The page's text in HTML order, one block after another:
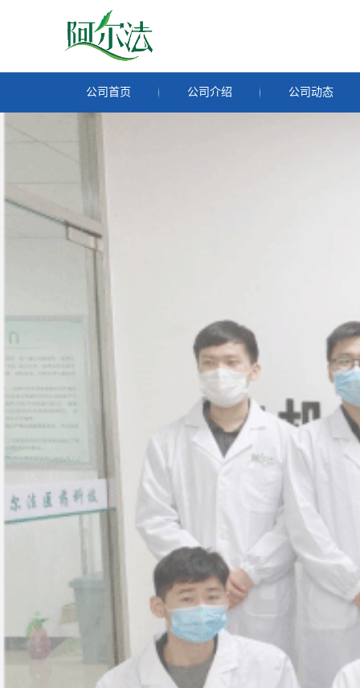
公司首页 公司介绍 公司动态